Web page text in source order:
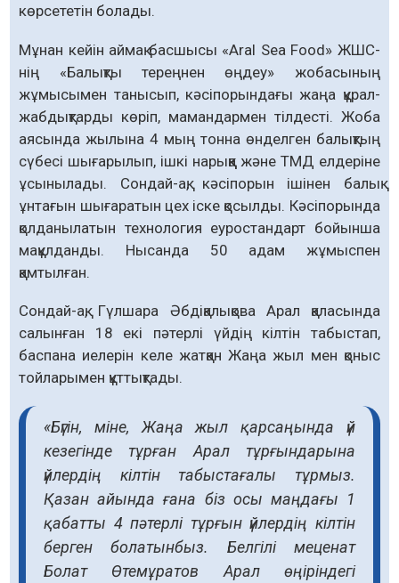
көрсететін болады.
Мұнан кейін аймақ басшысы «Aral Sea Food» ЖШС-
нің «Балықты тереңнен өңдеу» жобасының
жұмысымен танысып, кәсіпорындағы жаңа құрал-
жабдықтарды көріп, мамандармен тілдесті. Жоба
аясында жылына 4 мың тонна өнделген балықтың
сүбесі шығарылып, ішкі нарыққа және ТМД елдеріне
ұсынылады. Сондай-ақ, кәсіпорын ішінен балық
ұнтағын шығаратын цех іске қосылды. Кәсіпорында
қолданылатын технология еуростандарт бойынша
мақұлданды. Нысанда 50 адам жұмыспен
қамтылған.
Сондай-ақ, Гүлшара Әбдіқалықова Арал қаласында
салынған 18 екі пәтерлі үйдің кілтін табыстап,
баспана иелерін келе жатқан Жаңа жыл мен қоныс
тойларымен құттықтады.
«Бүгін, міне, Жаңа жыл қарсаңында үй
кезегінде тұрған Арал тұрғындарына
үйлердің кілтін табыстағалы тұрмыз.
Қазан айында ғана біз осы маңдағы 1
қабатты 4 пәтерлі тұрғын үйлердің кілтін
берген болатынбыз. Белгілі меценат
Болат Өтемұратов Арал өңіріндегі